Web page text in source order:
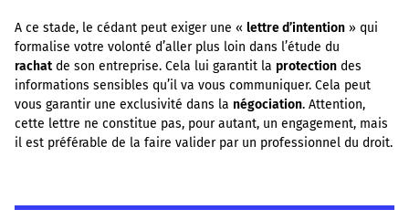
A ce stade, le cédant peut exiger une « lettre d’intention » qui
formalise votre volonté d’aller plus loin dans l’étude du
rachatde son entreprise. Cela lui garantit la protection des
informations sensibles qu’il va vous communiquer. Cela peut
vous garantir une exclusivité dans la négociation. Attention,
cette lettre ne constitue pas, pour autant, un engagement, mais
il est préférable de la faire valider par un professionnel du droit.